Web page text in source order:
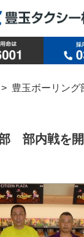
> 豊玉ボーリン
部内戦を開